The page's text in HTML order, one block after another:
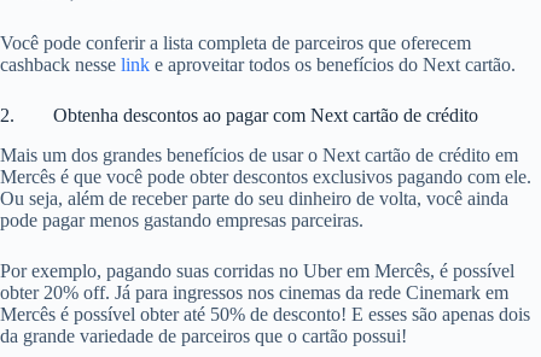
Você pode conferir a lista completa de parceiros que oferecem
cashback nesse link e aproveitar todos os benefícios do Next cartão.
2. Obtenha descontos ao pagar com Next cartão de crédito
Mais um dos grandes benefícios de usar o Next cartão de crédito em
Mercês é que você pode obter descontos exclusivos pagando com ele.
Ou seja, além de receber parte do seu dinheiro de volta, você ainda
pode pagar menos gastando empresas parceiras.
Por exemplo, pagando suas corridas no Uber em Mercês, é possível
obter 20% off. Já para ingressos nos cinemas da rede Cinemark em
Mercês é possível obter até 50% de desconto! E esses são apenas dois
da grande variedade de parceiros que o cartão possui!